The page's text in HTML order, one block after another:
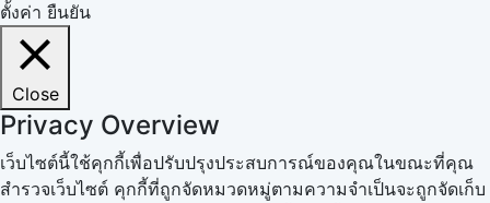
ตั้งค่า ยืนยัน
Close
Privacy Overview
เว็บไซต์นี้ใช้คุกกี้เพื่อปรับปรุงประสบการณ์ของคุณในขณะที่คุณ
สำรวจเว็บไซต์ คุกกี้ที่ถูกจัดหมวดหมู่ตามความจำเป็นจะถูกจัดเก็บ